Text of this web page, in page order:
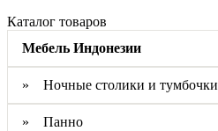
Каталог товаров
Мебель Индонезии
» Ночные столики и тумбочки
» Панно